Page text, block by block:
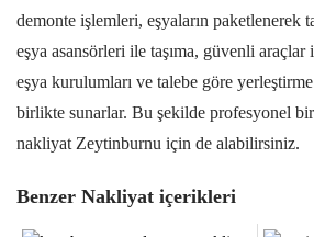
demonte işlemleri, eşyaların paketlenerek
eşya asansörleri ile taşıma, güvenli
eşya kurulumları ve talebe göre
birlikte sunarlar. Bu şekilde profesyonel
nakliyat Zeytinburnu için de alabilirsiniz.
Benzer Nakliyat içerikleri